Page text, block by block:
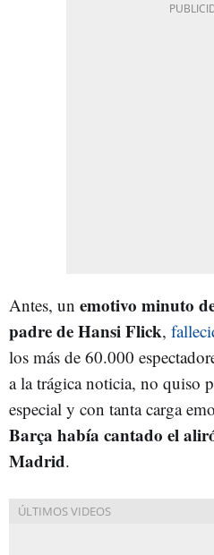
Antes, un emotivo minuto
padre de Hansi Flick,
los más de 60.000
a la trágica noticia, no quiso
especial y con tanta carga
Barça había cantado el
Madrid.